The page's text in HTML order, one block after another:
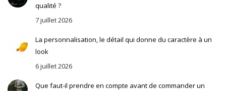
qualité ?
7 juillet 2026
La personnalisation, le détail qui donne du caractère à un
look
6 juillet 2026
Que faut-il prendre en compte avant de commander un